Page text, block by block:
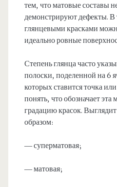
тем, что матовые составы
демонстрируют дефекты. В
глянцевыми красками
идеально ровные
Степень глянца часто
полоски, поделенной на 6
которых ставится точка
понять, что обозначает эта
градацию красок.
образом:
— суперматовая;
— матовая;